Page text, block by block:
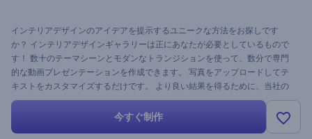
インテリアデザインのアイデアを提示するユニークな方法をお探しです
か？ インテリアデザインギャラリーは正にあなたが必要としているもので
す！ 数十のテーマシーンとモダンなトランジションを使って、数分で専門
的な動画プレゼンテーションを作成できます。 写真をアップロードしてテ
キストをカスタマイズするだけです。 より良い結果を得るために、当社の
ストックミュージックトラックを追加することを忘れないでください。 プ
ロ向けのビデオを作成するのはこれまでになく簡単です。 この新しいテン
プレートを無料で今すぐ試してみましょう。
今すぐ制作